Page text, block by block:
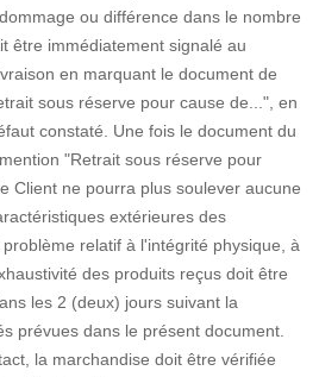
ou différence dans le nombre
être immédiatement signalé au
en marquant le document de
sous réserve pour cause de...", en
constaté. Une fois le document du
"Retrait sous réserve pour
Client ne pourra plus soulever aucune
extérieures des
relatif à l'intégrité physique, à
des produits reçus doit être
les 2 (deux) jours suivant la
prévues dans le présent document.
la marchandise doit être vérifiée